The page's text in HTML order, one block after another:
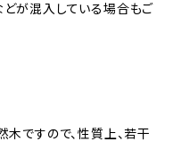
が混入している場合もご
木ですので、性質上、若干